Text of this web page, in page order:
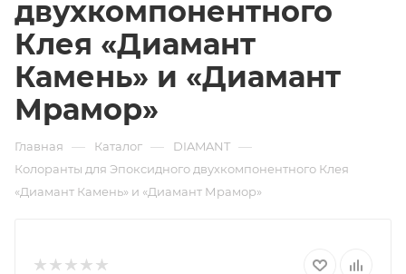
двухкомпонентного
Клея «Диамант
Камень» и «Диамант
Мрамор»
Главная — Каталог — DIAMANT —
Колоранты для Эпоксидного двухкомпонентного Клея
«Диамант Камень» и «Диамант Мрамор»